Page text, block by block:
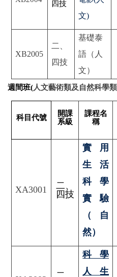
四技
文)
XB2005
二、
四技
基礎泰
語（人
文）
週間班(人文藝術類及自然科學
科目代號
開課
系級
課程名
稱
XA3001
二、
四技
實用
生活
科學
實驗
（自
然）
科學
人生